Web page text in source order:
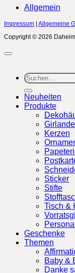
Allgemein
Impressum | Allgemeine
Copyright © 2026
Suchen
nach:
Neuheiten
Produkte
Kerzen
Sticker
Stifte
Tisch &
Geschenke
Themen
Baby &
Danke